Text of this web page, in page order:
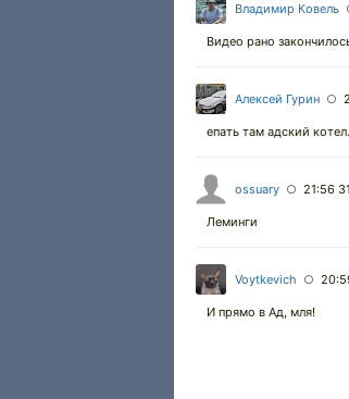
Владимир Ковель
Видео рано
Алексей Гурин ○
епать там адский
ossuary ○ 21:56
Леминги
Voytkevich ○
И прямо в Ад, мля!